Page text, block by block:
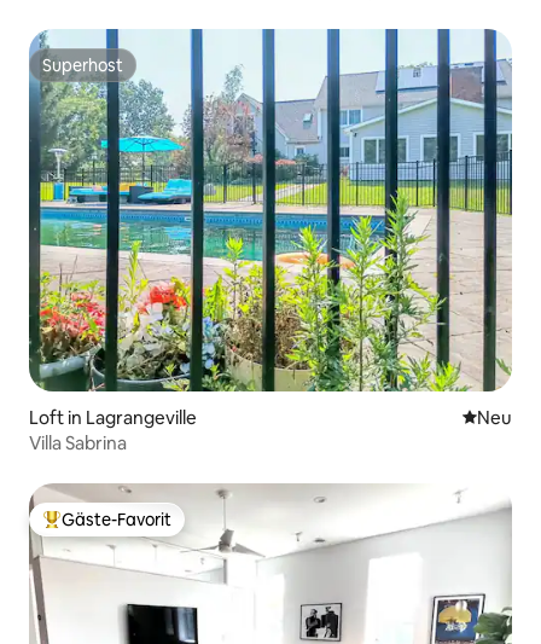
Superhost
Superhost
Loft in Lagrangeville Neue
Neu
Villa Sabrina
Beliebter Gäste-Favorit.
Gäste-Favorit